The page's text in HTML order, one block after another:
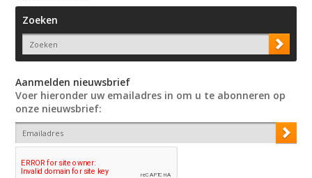
Zoeken
Aanmelden nieuwsbrief
Voer hieronder uw emailadres in om u te abonneren op
onze nieuwsbrief: